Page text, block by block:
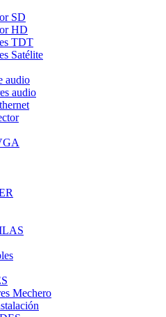
SD
HD
TDT
Satélite
audio
audio
Mechero